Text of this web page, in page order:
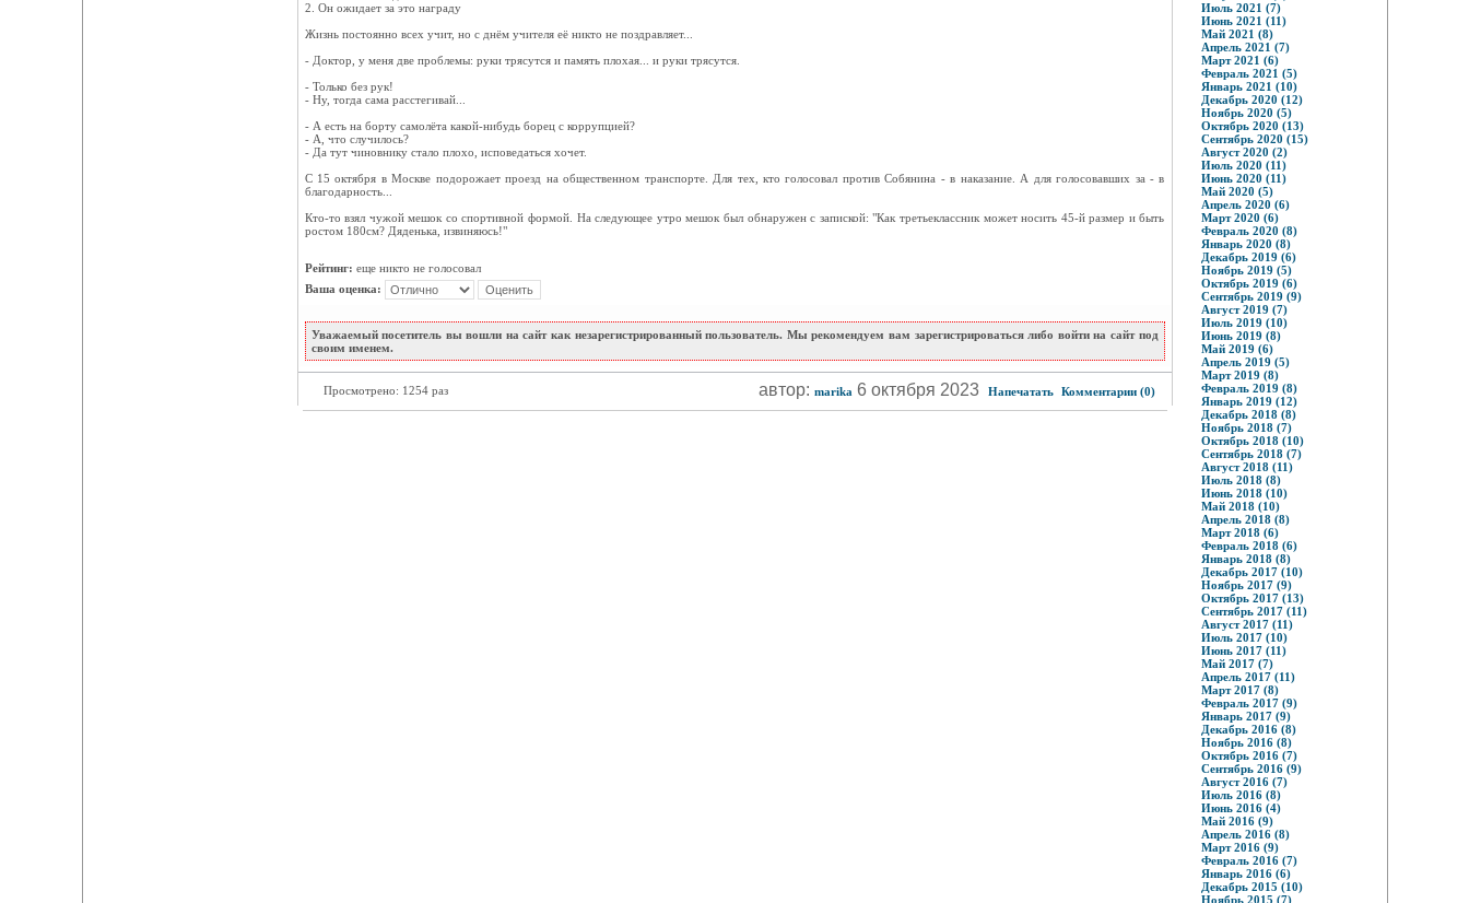
2. Он ожидает за это награду
Жизнь постоянно всех учит, но с днём учителя еë никто не поздравляет...
- Доктор, у меня две проблемы: руки трясутся и память плохая... и руки трясутся.
- Только без рук!
- Ну, тогда сама расстегивай...
- А есть на борту самолёта какой-нибудь борец с коррупцией?
- А, что случилось?
- Да тут чиновнику стало плохо, исповедаться хочет.
С 15 октября в Москве подорожает проезд на общественном транспорте. Для тех, кто голосовал против Собянина - в наказание. А для голосовавших за - в
благодарность...
Кто-то взял чужой мешок со спортивной формой. На следующее утро мешок был обнаружен с запиской: "Как третьеклассник может носить 45-й размер и быть
ростом 180см? Дяденька, извиняюсь!"
Рейтинг: еще никто не голосовал
Ваша оценка:
Уважаемый посетитель вы вошли на сайт как незарегистрированный пользователь. Мы рекомендуем вам зарегистрироваться либо войти на сайт под
своим именем.
Просмотрено: 1254 раз автор: marika 6 октября 2023 Напечатать Комментарии (0)
Июль 2021 (7)
Июнь 2021 (11)
Май 2021 (8)
Апрель 2021 (7)
Март 2021 (6)
Февраль 2021 (5)
Январь 2021 (10)
Декабрь 2020 (12)
Ноябрь 2020 (5)
Октябрь 2020 (13)
Сентябрь 2020 (15)
Август 2020 (2)
Июль 2020 (11)
Июнь 2020 (11)
Май 2020 (5)
Апрель 2020 (6)
Март 2020 (6)
Февраль 2020 (8)
Январь 2020 (8)
Декабрь 2019 (6)
Ноябрь 2019 (5)
Октябрь 2019 (6)
Сентябрь 2019 (9)
Август 2019 (7)
Июль 2019 (10)
Июнь 2019 (8)
Май 2019 (6)
Апрель 2019 (5)
Март 2019 (8)
Февраль 2019 (8)
Январь 2019 (12)
Декабрь 2018 (8)
Ноябрь 2018 (7)
Октябрь 2018 (10)
Сентябрь 2018 (7)
Август 2018 (11)
Июль 2018 (8)
Июнь 2018 (10)
Май 2018 (10)
Апрель 2018 (8)
Март 2018 (6)
Февраль 2018 (6)
Январь 2018 (8)
Декабрь 2017 (10)
Ноябрь 2017 (9)
Октябрь 2017 (13)
Сентябрь 2017 (11)
Август 2017 (11)
Июль 2017 (10)
Июнь 2017 (11)
Май 2017 (7)
Апрель 2017 (11)
Март 2017 (8)
Февраль 2017 (9)
Январь 2017 (9)
Декабрь 2016 (8)
Ноябрь 2016 (8)
Октябрь 2016 (7)
Сентябрь 2016 (9)
Август 2016 (7)
Июль 2016 (8)
Июнь 2016 (4)
Май 2016 (9)
Апрель 2016 (8)
Март 2016 (9)
Февраль 2016 (7)
Январь 2016 (6)
Декабрь 2015 (10)
Ноябрь 2015 (7)